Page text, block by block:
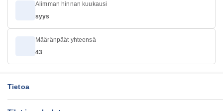
Alimman hinnan kuukausi
syys
Määränpäät yhteensä
43
Tietoa